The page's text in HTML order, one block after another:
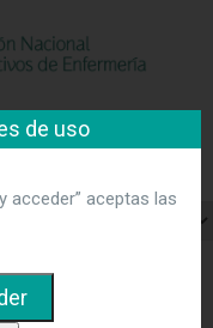
de
C484-4776-99BC-
de uso
acceder” aceptas las